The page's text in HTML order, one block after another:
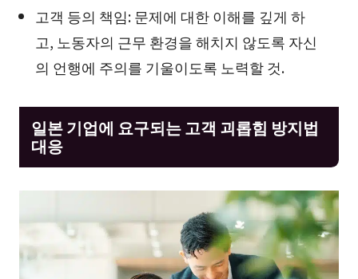
고객 등의 책임: 문제에 대한 이해를 깊게 하
고, 노동자의 근무 환경을 해치지 않도록 자신
의 언행에 주의를 기울이도록 노력할 것.
일본 기업에 요구되는 고객 괴롭힘 방지법
대응